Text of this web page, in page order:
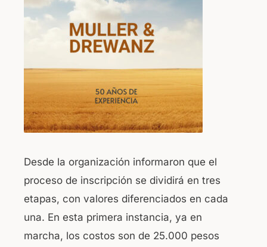
Desde la organización informaron que el
proceso de inscripción se dividirá en tres
etapas, con valores diferenciados en cada
una. En esta primera instancia, ya en
marcha, los costos son de 25.000 pesos